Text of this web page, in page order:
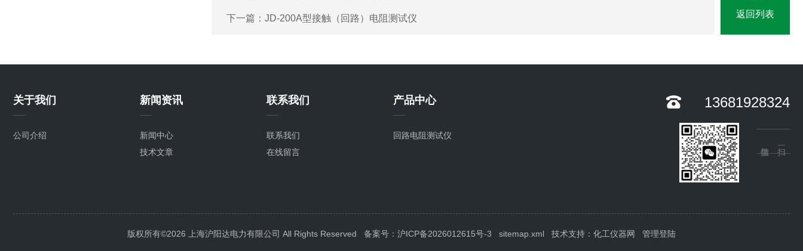
下一篇： JD-200A型接触（回路）电阻测试仪 返回列表
关于我们
公司介绍
新闻资讯
新闻中心
技术文章
联系我们
联系我们
在线留言
产品中心
回路电阻测试仪
13681928324
版权所有©2026 上海沪阳达电力有限公司 All Rights Reserved 备案号：沪ICP备2026012615号-3 sitemap.xml 技术支持： 化工仪器网 管理登陆